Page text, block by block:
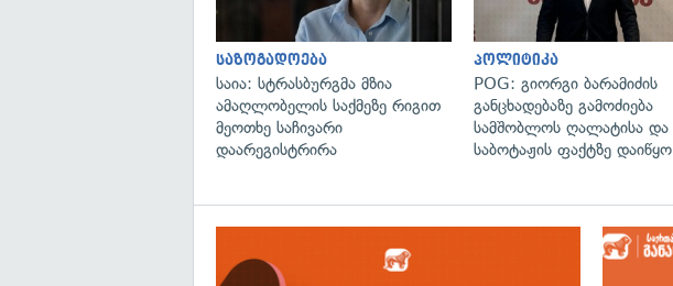
საზოგადოება
საია: სტრასბურგმა მზია
ამაღლობელის საქმეზე რიგით
მეოთხე საჩივარი
დაარეგისტრირა
პოლიტიკა
POG: გიორგი ბარამიძის
განცხადებაზე გამოძიება
სამშობლოს ღალატისა და
საბოტაჟის ფაქტზე დაიწყო